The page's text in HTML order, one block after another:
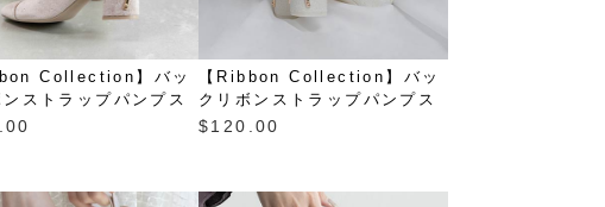
Collection】バッ
ストラップパンプス
【Ribbon Collection】バッ
クリボンストラップパンプス
$‌120.00